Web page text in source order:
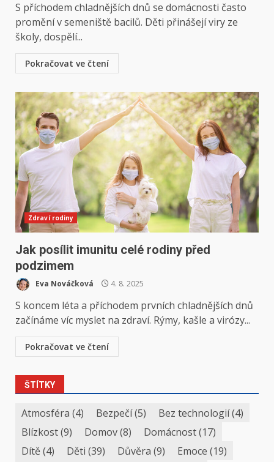
S příchodem chladnějších dnů se domácnosti často
promění v semeniště bacilů. Děti přinášejí viry ze
školy, dospělí...
Pokračovat ve čtení
Zdraví rodiny
Jak posílit imunitu celé rodiny před
podzimem
Eva Nováčková 4. 8. 2025
S koncem léta a příchodem prvních chladnějších dnů
začínáme víc myslet na zdraví. Rýmy, kašle a virózy...
Pokračovat ve čtení
ŠTÍTKY
Atmosféra (4) Bezpečí(5) Bez technologií(4)
Blízkost(9) Domov(8) Domácnost(17)
Dítě(4) Děti (39) Důvěra (9) Emoce (19)